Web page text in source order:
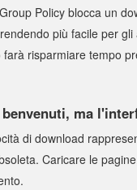
Policy blocca un
più facile per
risparmiare tempo
ma
di download
Caricare le